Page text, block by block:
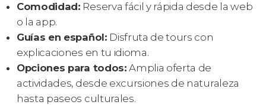
Comodidad: Reserva fácil y rápida desde la web
o la app.
Guías en español: Disfruta de tours con
explicaciones en tu idioma.
Opciones para todos: Amplia oferta de
actividades, desde excursiones de naturaleza
hasta paseos culturales.